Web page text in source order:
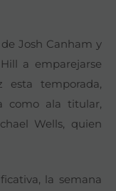
Josh Canham y
a emparejarse
temporada,
como ala titular,
Wells, quien
la semana